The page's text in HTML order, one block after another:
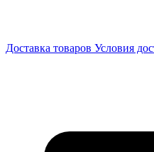
Доставка товаров Условия